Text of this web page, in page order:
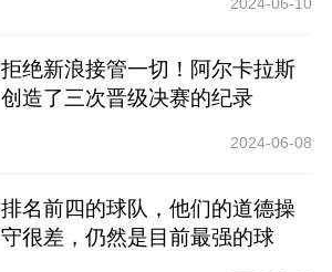
拒绝新浪接管一切！阿尔卡拉斯
创造了三次晋级决赛的纪录
2024-06-08
排名前四的球队，他们的道德操
守很差，仍然是目前最强的球